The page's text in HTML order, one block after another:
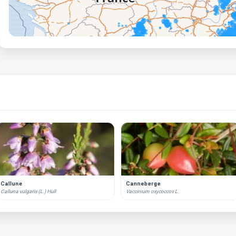
Callune
Calluna vulgaris (L.) Hull
Canneberge
Vaccinium oxycoccos L.